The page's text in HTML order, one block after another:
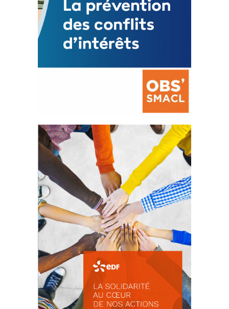
La prévention des conflits
d’intérêts
18 septembre 2023
FEUILLETER